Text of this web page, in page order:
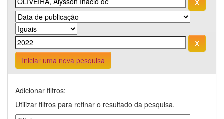
Iniciar uma nova pesquisa
Adicionar filtros:
Utilizar filtros para refinar o resultado da pesquisa.